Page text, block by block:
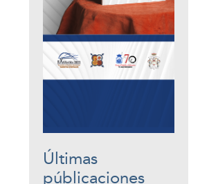
Últimas
públicaciones